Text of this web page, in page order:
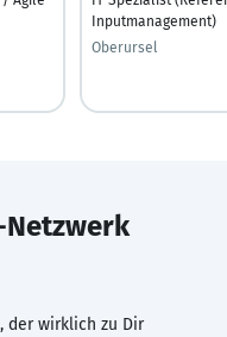
Inputmanagement)
Oberursel
Netzwerk
der wirklich zu Dir